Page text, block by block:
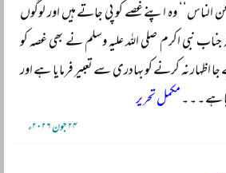
عن الناس‘‘ وہ اپنے غصے کو پی جاتے ہیں اور لوگوں
نبی اکرم صلی اللہ علیہ وسلم نے بھی غصہ کو
نہ کرنے کو بہادری سے تعبیر فرمایا ہے اور
ہے ۔ ۔ ۔ مکمل تحریر
۲۴ جون ۲۰۲۶ء